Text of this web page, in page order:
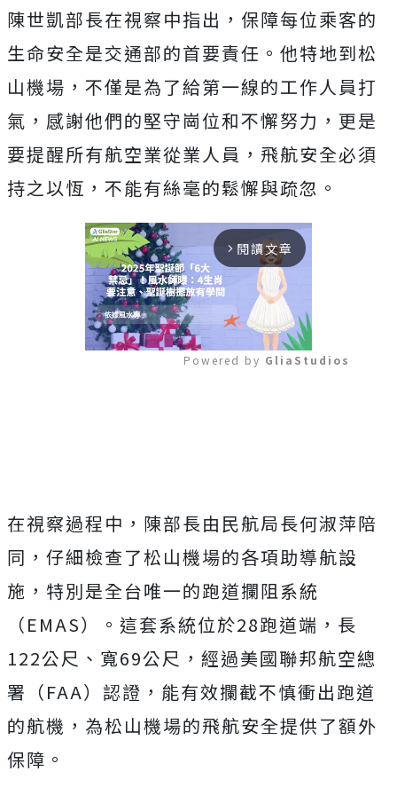
陳世凱部長在視察中指出，保障每位乘客的
生命安全是交通部的首要責任。他特地到松
山機場，不僅是為了給第一線的工作人員打
氣，感謝他們的堅守崗位和不懈努力，更是
要提醒所有航空業從業人員，飛航安全必須
持之以恆，不能有絲毫的鬆懈與疏忽。
arrow_forward_ios 閱讀文章
Powered by GliaStudios
在視察過程中，陳部長由民航局長何淑萍陪
同，仔細檢查了松山機場的各項助導航設
施，特別是全台唯一的跑道攔阻系統
（EMAS）。這套系統位於28跑道端，長
122公尺、寬69公尺，經過美國聯邦航空總
署（FAA）認證，能有效攔截不慎衝出跑道
的航機，為松山機場的飛航安全提供了額外
保障。